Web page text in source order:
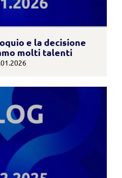
e la decisione
molti talenti